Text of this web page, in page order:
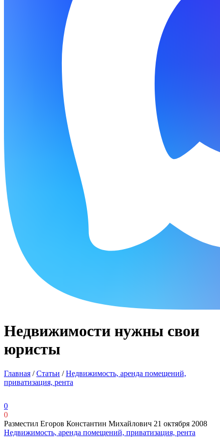
Недвижимости нужны свои
юристы
Главная /Статьи /Недвижимость, аренда помещений,
приватизация, рента
0
0
Разместил Егоров Константин Михайлович 21 октября 2008
Недвижимость, аренда помещений, приватизация, рента